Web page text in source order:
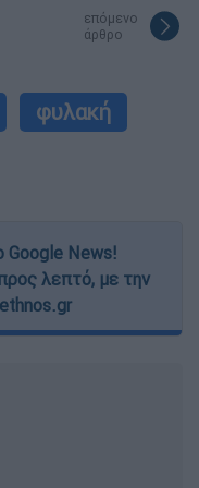
επόμενο
άρθρο
φυλακή
Google News!
λεπτό, με την